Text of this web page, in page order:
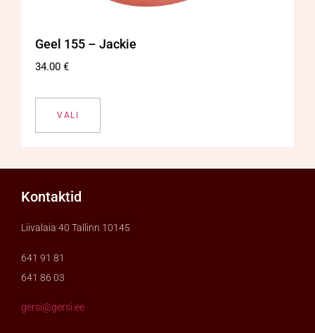
Geel 155 – Jackie
34.00 €
VALI
Kontaktid
Liivalaia 40 Tallinn 10145
641 91 81
641 86 03
gersi@gersi.ee